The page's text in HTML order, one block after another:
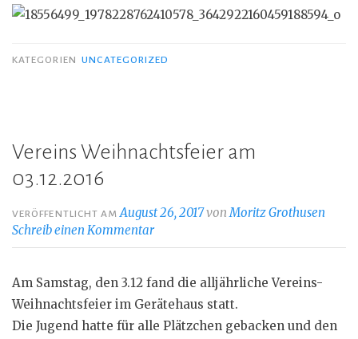
KATEGORIEN UNCATEGORIZED
Vereins Weihnachtsfeier am
03.12.2016
VERÖFFENTLICHT AMAugust 26, 2017vonMoritz Grothusen
Schreib einen Kommentar
Am Samstag, den 3.12 fand die alljährliche Vereins-
Weihnachtsfeier im Gerätehaus statt.
Die Jugend hatte für alle Plätzchen gebacken und den